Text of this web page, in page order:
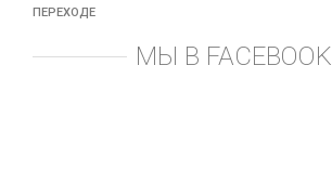
ПЕРЕХОДЕ
МЫ В FACEBOOK